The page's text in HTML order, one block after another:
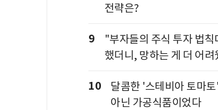
전략은?
9
"부자들의 주식 투자 법칙
했더니, 망하는 게 더 어
10
달콤한 '스테비아 토마토
아닌 가공식품이었다